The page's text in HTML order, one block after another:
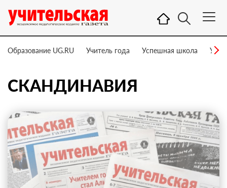
Образование UG.RU Учитель года Успешная школа
СКАНДИНАВИЯ